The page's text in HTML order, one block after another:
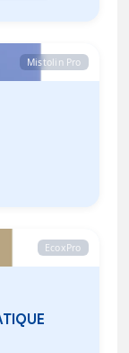
Mistolin Pro
EcoxPro